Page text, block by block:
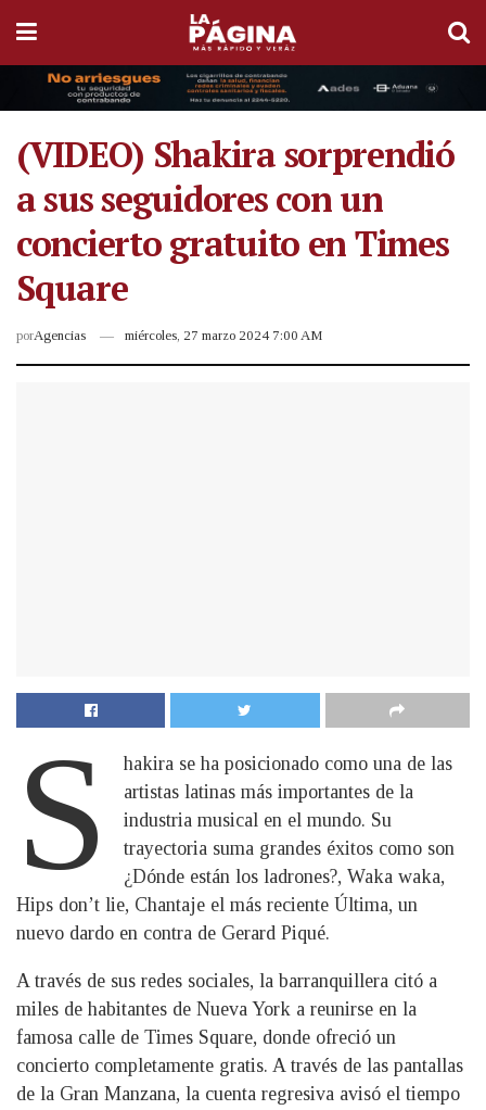
(VIDEO) Shakira sorprendió
a sus seguidores con un
concierto gratuito en Times
Square
porAgencias miércoles, 27 marzo 2024 7:00 AM
S
hakira se ha posicionado como una de las
artistas latinas más importantes de la
industria musical en el mundo. Su
trayectoria suma grandes éxitos como son
¿Dónde están los ladrones?, Waka waka,
Hips don’t lie, Chantaje el más reciente Última, un
nuevo dardo en contra de Gerard Piqué.
A través de sus redes sociales, la barranquillera citó a
miles de habitantes de Nueva York a reunirse en la
famosa calle de Times Square, donde ofreció un
concierto completamente gratis. A través de las pantallas
de la Gran Manzana, la cuenta regresiva avisó el tiempo